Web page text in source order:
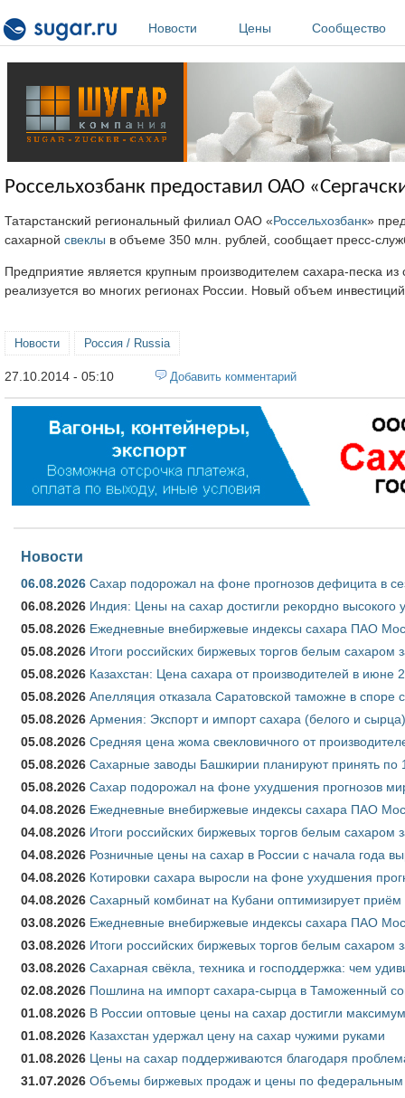
Новости
Цены Сообщество
Россельхозбанк предоставил ОАО
Татарстанский региональный филиал ОАО «Россельхозбанк»
сахарной свеклы в объеме 350 млн. рублей, сообщает пресс-
Предприятие является крупным производителем сахара-песка
реализуется во многих регионах России. Новый объем
Новости Россия / Russia
27.10.2014 - 05:10 Добавить комментарий
Новости
06.08.2026 Сахар подорожал на фоне прогнозов дефицита в
06.08.2026 Индия: Цены на сахар достигли рекордно высокого
05.08.2026 Ежедневные внебиржевые индексы сахара ПАО
05.08.2026 Итоги российских биржевых торгов белым сахаром
05.08.2026 Казахстан: Цена сахара от производителей в июне
05.08.2026 Апелляция отказала Саратовской таможне в
05.08.2026 Армения: Экспорт и импорт сахара (белого и
05.08.2026 Средняя цена жома свекловичного от
05.08.2026 Сахарные заводы Башкирии планируют принять по
05.08.2026 Сахар подорожал на фоне ухудшения прогнозов
04.08.2026 Ежедневные внебиржевые индексы сахара ПАО
04.08.2026 Итоги российских биржевых торгов белым сахаром
04.08.2026 Розничные цены на сахар в России с начала года
04.08.2026 Котировки сахара выросли на фоне ухудшения
04.08.2026 Сахарный комбинат на Кубани оптимизирует приём
03.08.2026 Ежедневные внебиржевые индексы сахара ПАО
03.08.2026 Итоги российских биржевых торгов белым сахаром
03.08.2026 Сахарная свёкла, техника и господдержка: чем
02.08.2026 Пошлина на импорт сахара-сырца в Таможенный
01.08.2026 В России оптовые цены на сахар достигли
01.08.2026 Казахстан удержал цену на сахар чужими руками
01.08.2026 Цены на сахар поддерживаются благодаря
31.07.2026 Объемы биржевых продаж и цены по федеральным